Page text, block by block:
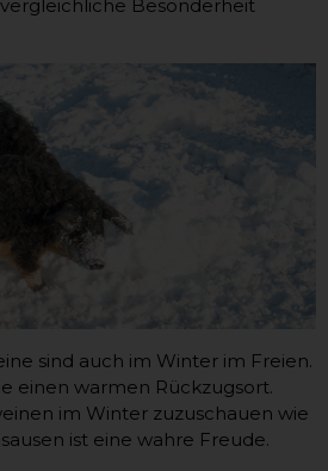
Besonderheit
sind auch im Winter im Freien.
einen warmen Rückzugsort.
im Winter zuzuschauen wie
ist eine wahre Freude.